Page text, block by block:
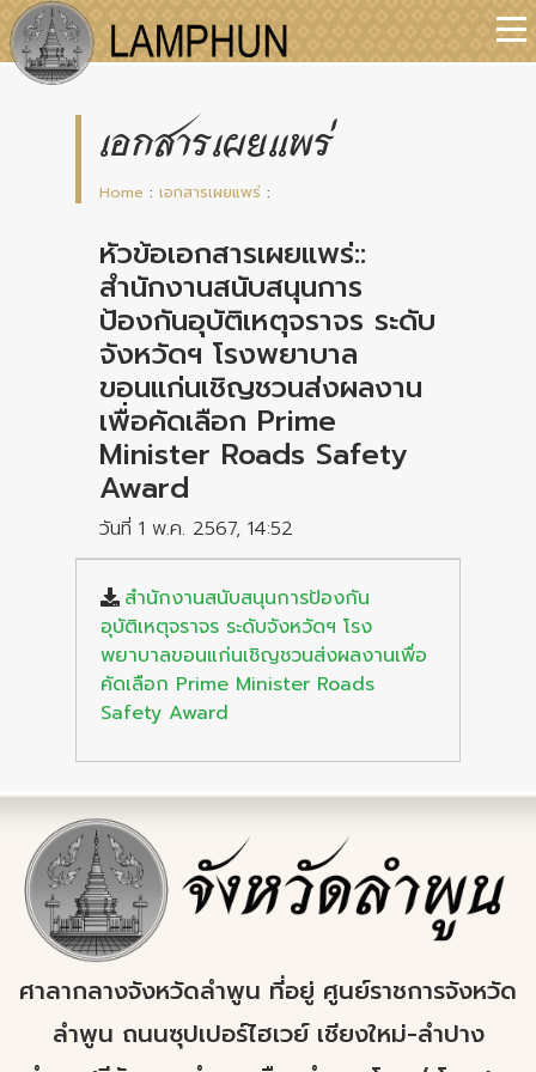
เอกสารเผยแพร่
Home : เอกสารเผยแพร่ :
หัวข้อเอกสารเผยแพร่::
สำนักงานสนับสนุนการ
ป้องกันอุบัติเหตุจราจร ระดับ
จังหวัดฯ โรงพยาบาล
ขอนแก่นเชิญชวนส่งผลงาน
เพื่อคัดเลือก Prime
Minister Roads Safety
Award
วันที่ 1 พ.ค. 2567, 14:52
สำนักงานสนับสนุนการป้องกัน
อุบัติเหตุจราจร ระดับจังหวัดฯ โรง
พยาบาลขอนแก่นเชิญชวนส่งผลงานเพื่อ
คัดเลือก Prime Minister Roads
Safety Award
ศาลากลางจังหวัดลำพูน ที่อยู่ ศูนย์ราชการจังหวัด
ลำพูน ถนนซุปเปอร์ไฮเวย์ เชียงใหม่-ลำปาง